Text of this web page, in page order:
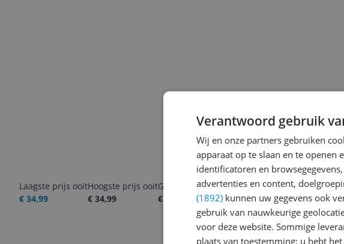
Laagste prijs ooit
€ 34,99
Hoogste prijs ooit
€ 34,99
Goedkoopste nu
€ 34,99
Laatste prijsupdate
06-08-2026
Verantwoord gebruik
Wij en onze partners gebruiken
apparaat op te slaan en te openen
identificatoren en
advertenties en content,
(1892) kunnen uw gegevens ook
gebruik van nauwkeurige
voor deze website. Sommige
plaats van toestemming; u hebt